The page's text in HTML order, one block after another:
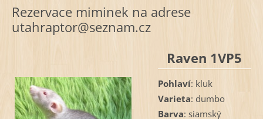
Rezervace miminek na adrese
utahraptor@seznam.cz
Raven 1VP5
Pohlaví: kluk
Varieta: dumbo
Barva: siamský